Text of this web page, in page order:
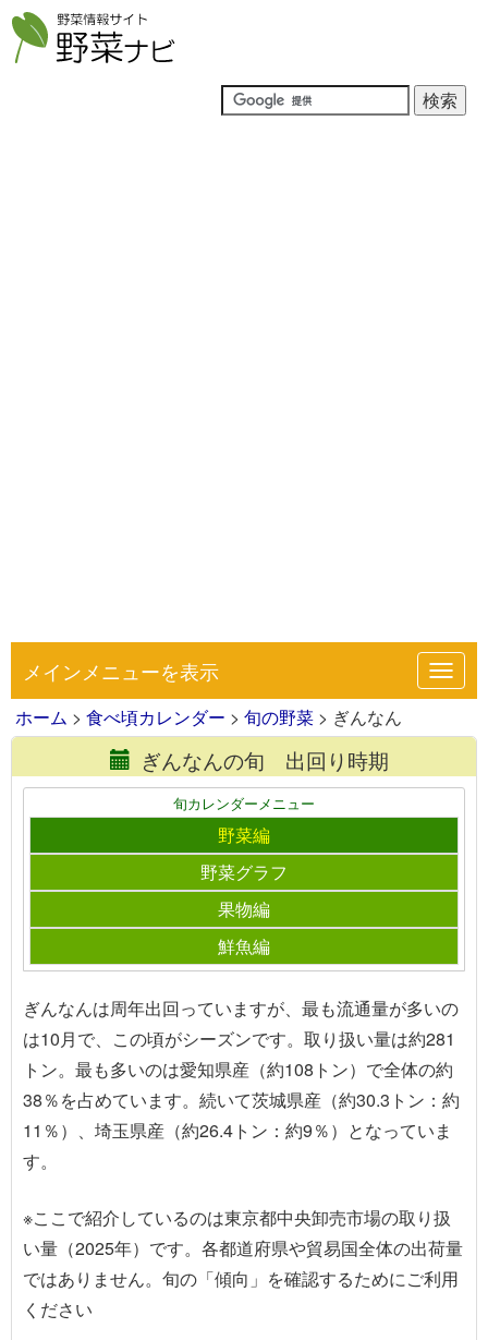
メインメニューを表示
ホーム > 食べ頃カレンダー > 旬の野菜 > ぎんなん
ぎんなんの旬 出回り時期
旬カレンダーメニュー
野菜編
野菜グラフ
果物編
鮮魚編
ぎんなんは周年出回っていますが、最も流通量が多いの
は10月で、この頃がシーズンです。取り扱い量は約281
トン。最も多いのは愛知県産（約108トン）で全体の約
38％を占めています。続いて茨城県産（約30.3トン：約
11％）、埼玉県産（約26.4トン：約9％）となっていま
す。
※ここで紹介しているのは東京都中央卸売市場の取り扱
い量（2025年）です。各都道府県や貿易国全体の出荷量
ではありません。旬の「傾向」を確認するためにご利用
ください